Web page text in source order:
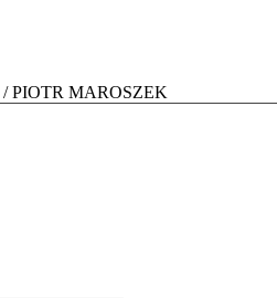
/ PIOTR MAROSZEK